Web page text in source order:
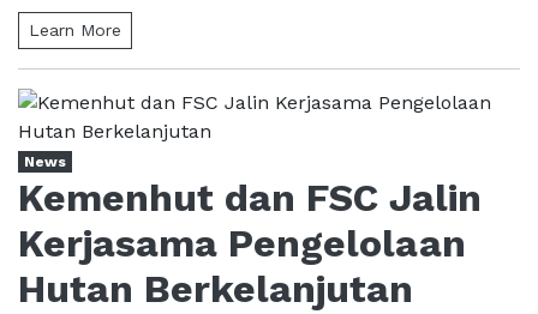
Learn More
News
Kemenhut dan FSC Jalin
Kerjasama Pengelolaan
Hutan Berkelanjutan